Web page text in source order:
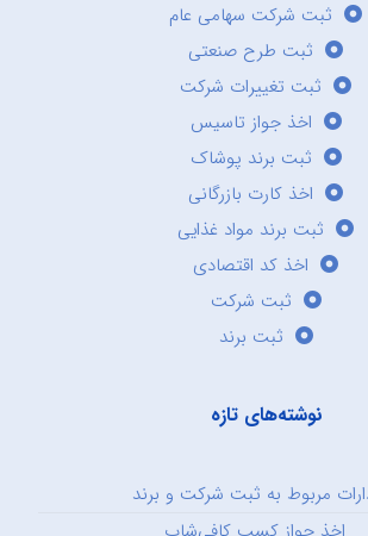
ثبت شرکت سهامی عام
ثبت طرح صنعتی
ثبت تغییرات شرکت
اخذ جواز تاسیس
ثبت برند پوشاک
اخذ کارت بازرگانی
ثبت برند مواد غذایی
اخذ کد اقتصادی
ثبت شرکت
ثبت برند
نوشته‌های تازه
مربوط به ثبت شرکت و برند